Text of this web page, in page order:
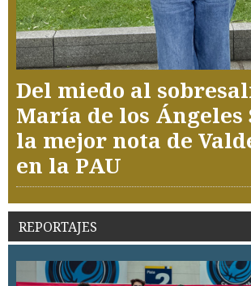
Del miedo al
María de los Ángeles
la mejor nota de
en la PAU
REPORTAJES